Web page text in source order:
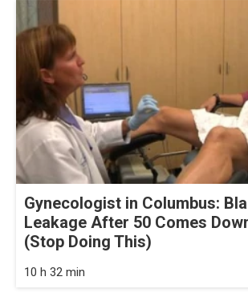
Gynecologist in Columbus:
Leakage After 50 Comes
(Stop Doing This)
10 h 32 min